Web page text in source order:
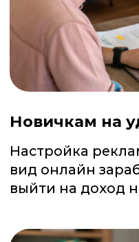
УЧИТЬСЯ